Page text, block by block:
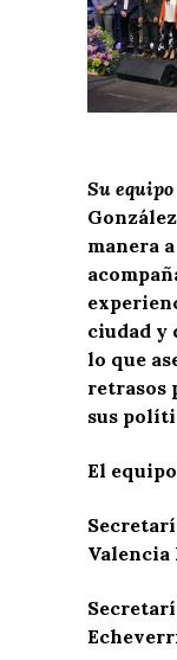
Su
manera
ciudad y
lo que
retrasos
sus
El
Valencia